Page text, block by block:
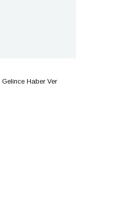
Gelince Haber Ver